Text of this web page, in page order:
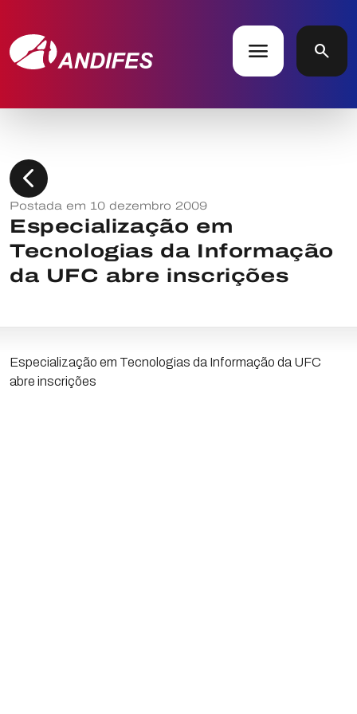
menu search
chevron_left
Postada em 10 dezembro 2009
Especialização em
Tecnologias da Informação
da UFC abre inscrições
Especialização em Tecnologias da Informação da UFC
abre inscrições